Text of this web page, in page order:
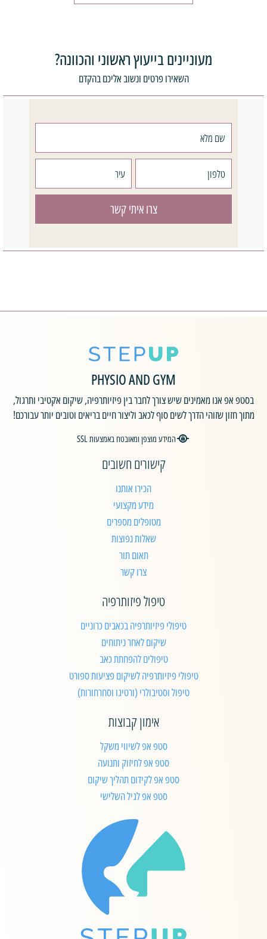
מעוניינים בייעוץ ראשוני והכוונה?
השאירו פרטים ונשוב אליכם בהקדם
צרו איתי קשר
PHYSIO AND GYM
בסטפ אפ אנו מאמינים שיש צורך לחבר בין פיזיותרפיה, שיקום אקטיבי ותרגול,
מתוך חזון שזוהי הדרך לשים סוף לכאב וליצור חיים בריאים וטובים יותר עבורכם!
המידע מוצפן ומאובטח באמצעות SSL
קישורים חשובים
הכירו אותנו
מידע מקצועי
מטופלים מספרים
שאלות נפוצות
תאום תור
צרו קשר
טיפול פיזותרפיה
טיפולי פיזיותרפיה בכאבים כרוניים
שיקום לאחר ניתוחים
טיפולים להפחתת כאב
טיפולי פיזיותרפיה לשיקום פציעות ספורט
טיפול וסטיבולרי (ורטיגו וסחרחורות)
אימון קבוצות
סטפ אפ לשיווי משקל
סטפ אפ לחיזוק ותנועה
סטפ אפ לקידום תהליך שיקום
סטפ אפ לגיל השלישי